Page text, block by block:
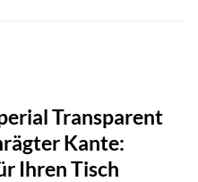
Transparent
Kante:
Ihren Tisch